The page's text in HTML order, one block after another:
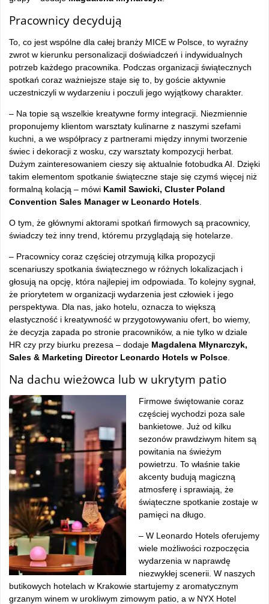
Pracownicy decydują
To, co jest wspólne dla całej branży MICE w Polsce, to wyraźny
zwrot w kierunku personalizacji doświadczeń i indywidualnych
potrzeb każdego pracownika. Podczas organizacji świątecznych
spotkań coraz ważniejsze staje się to, by goście aktywnie
uczestniczyli w wydarzeniu i poczuli jego wyjątkowy charakter.
– Na topie są wszelkie kreatywne formy integracji. Niezmiennie
proponujemy klientom warsztaty kulinarne z naszymi szefami
kuchni, a we współpracy z partnerami między innymi tworzenie
świec i dekoracji z wosku, czy warsztaty kompozycji herbat.
Dużym zainteresowaniem cieszy się aktualnie fotobudka AI. Dzięki
takim elementom spotkanie świąteczne staje się czymś więcej niż
formalną kolacją – mówi Kamil Sawicki, Cluster Poland
Convention Sales Manager w Leonardo Hotels
O tym, że głównymi aktorami spotkań firmowych są pracownicy,
świadczy też inny trend, któremu przyglądają się hotelarze.
– Pracownicy coraz częściej otrzymują kilka propozycji
scenariuszy spotkania świątecznego w różnych lokalizacjach i
głosują na opcję, która najlepiej im odpowiada. To kolejny sygnał,
że priorytetem w organizacji wydarzenia jest człowiek i jego
perspektywa. Dla nas, jako hotelu, oznacza to większą
elastyczność i kreatywność w przygotowywaniu ofert, bo wiemy,
że decyzja zapada po stronie pracowników, a nie tylko w dziale
HR czy przy biurku prezesa – dodaje Magdalena Młynarczyk,
Sales & Marketing Director Leonardo Hotels w Polsce
Na dachu wieżowca lub w ukrytym patio
Firmowe świętowanie coraz
częściej wychodzi poza sale
bankietowe. Już od kilku
sezonów prawdziwym hitem są
powitania na świeżym
powietrzu. To właśnie takie
akcenty budują magiczną
atmosferę i sprawiają, że
świąteczne spotkanie zostaje w
pamięci na długo.
– W Leonardo Hotels oferujemy
wiele możliwości rozpoczęcia
wydarzenia w naprawdę
niezwykłej scenerii. W naszych
butikowych hotelach w Krakowie startujemy z aromatycznym
grzanym winem w urokliwym zimowym patio, a w NYX Hotel